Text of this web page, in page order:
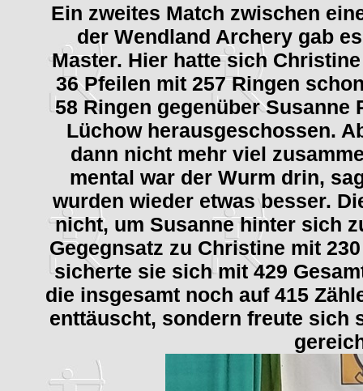
Ein zweites Match zwischen
der Wendland Archery gab
Master. Hier hatte sich
36 Pfeilen mit 257 Ringen
58 Ringen gegenüber Susanne
Lüchow herausgeschossen.
dann nicht mehr viel
mental war der Wurm drin,
wurden wieder etwas besser.
nicht, um Susanne hinter sich
Gegegnsatz zu Christine mit
sicherte sie sich mit 429
die insgesamt noch auf 415
enttäuscht, sondern freute sich